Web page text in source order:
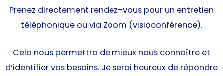
Prenez directement rendez-vous pour un entretien
téléphonique ou via Zoom (visioconférence).
Cela nous permettra de mieux nous connaître et
d’identifier vos besoins. Je serai heureux de répondre